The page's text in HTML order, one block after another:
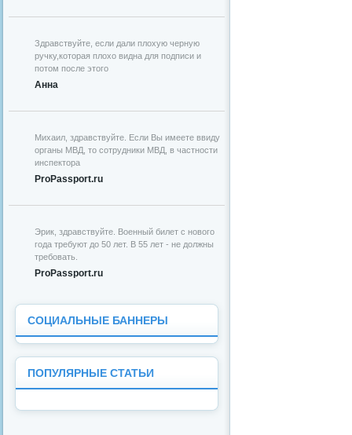
Здравствуйте, если дали плохую черную
ручку,которая плохо видна для подписи и
потом после этого
Анна
Михаил, здравствуйте. Если Вы имеете ввиду
органы МВД, то сотрудники МВД, в частности
инспектора
ProPassport.ru
Эрик, здравствуйте. Военный билет с нового
года требуют до 50 лет. В 55 лет - не должны
требовать.
ProPassport.ru
СОЦИАЛЬНЫЕ БАННЕРЫ
ПОПУЛЯРНЫЕ СТАТЬИ